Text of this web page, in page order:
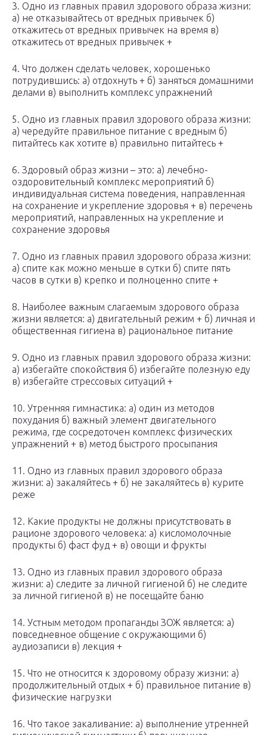
3. Одно из главных правил здорового образа жизни:
а) не отказывайтесь от вредных привычек б)
откажитесь от вредных привычек на время в)
откажитесь от вредных привычек +
4. Что должен сделать человек, хорошенько
потрудившись: а) отдохнуть + б) заняться домашними
делами в) выполнить комплекс упражнений
5. Одно из главных правил здорового образа жизни:
а) чередуйте правильное питание с вредным б)
питайтесь как хотите в) правильно питайтесь +
6. Здоровый образ жизни – это: а) лечебно-
оздоровительный комплекс мероприятий б)
индивидуальная система поведения, направленная
на сохранение и укрепление здоровья + в) перечень
мероприятий, направленных на укрепление и
сохранение здоровья
7. Одно из главных правил здорового образа жизни:
а) спите как можно меньше в сутки б) спите пять
часов в сутки в) крепко и полноценно спите +
8. Наиболее важным слагаемым здорового образа
жизни является: а) двигательный режим + б) личная и
общественная гигиена в) рациональное питание
9. Одно из главных правил здорового образа жизни:
а) избегайте спокойствия б) избегайте полезную еду
в) избегайте стрессовых ситуаций +
10. Утренняя гимнастика: а) один из методов
похудания б) важный элемент двигательного
режима, где сосредоточен комплекс физических
упражнений + в) метод быстрого просыпания
11. Одно из главных правил здорового образа
жизни: а) закаляйтесь + б) не закаляйтесь в) курите
реже
12. Какие продукты не должны присутствовать в
рационе здорового человека: а) кисломолочные
продукты б) фаст фуд + в) овощи и фрукты
13. Одно из главных правил здорового образа
жизни: а) следите за личной гигиеной б) не следите
за личной гигиеной в) не посещайте баню
14. Устным методом пропаганды ЗОЖ является: а)
повседневное общение с окружающими б)
аудиозаписи в) лекция +
15. Что не относится к здоровому образу жизни: а)
продолжительный отдых + б) правильное питание в)
физические нагрузки
16. Что такое закаливание: а) выполнение утренней